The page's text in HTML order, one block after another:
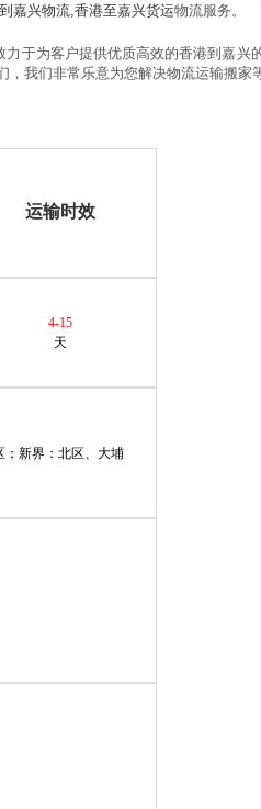
嘉兴物流,香港至嘉兴货运物流服务。
于为客户提供优质高效的香港到嘉
我们非常乐意为您解决物流运输搬家
运输时效
4-15
天
；新界：北区、大埔